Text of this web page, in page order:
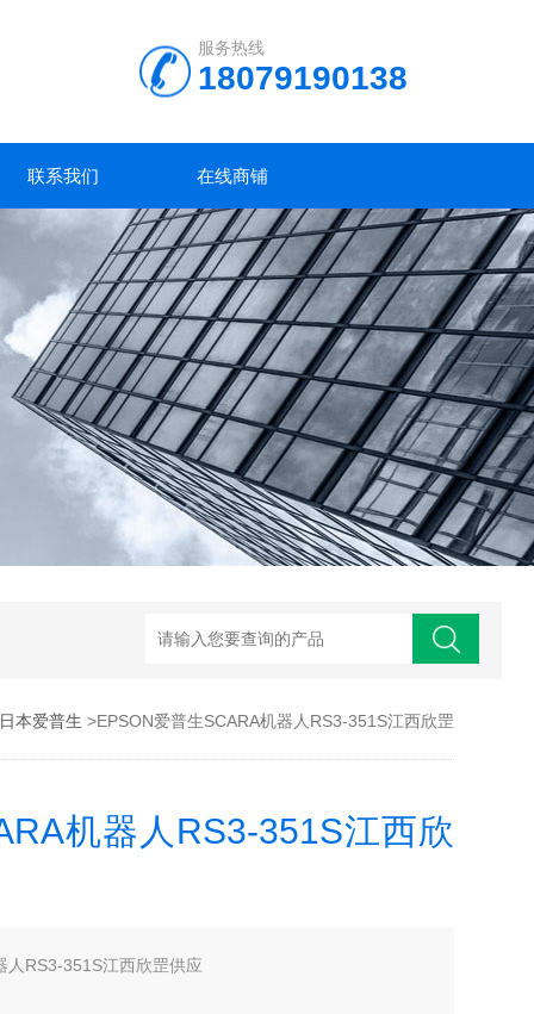
服务热线
18079190138
联系我们 在线商铺
本爱普生 >EPSON爱普生SCARA机器人RS3-351S江西欣罡
机器人RS3-351S江西欣
人RS3-351S江西欣罡供应